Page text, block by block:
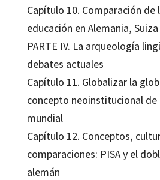
Capítulo 10. Comparación de
educación en Alemania,
PARTE IV. La arqueología
debates actuales
Capítulo 11. Globalizar la
concepto neoinstitucional de
mundial
Capítulo 12. Conceptos,
comparaciones: PISA y el
alemán